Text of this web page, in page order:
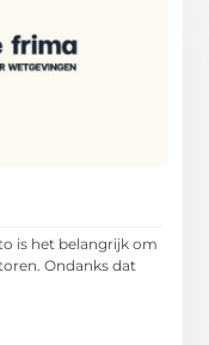
is het belangrijk om
Ondanks dat